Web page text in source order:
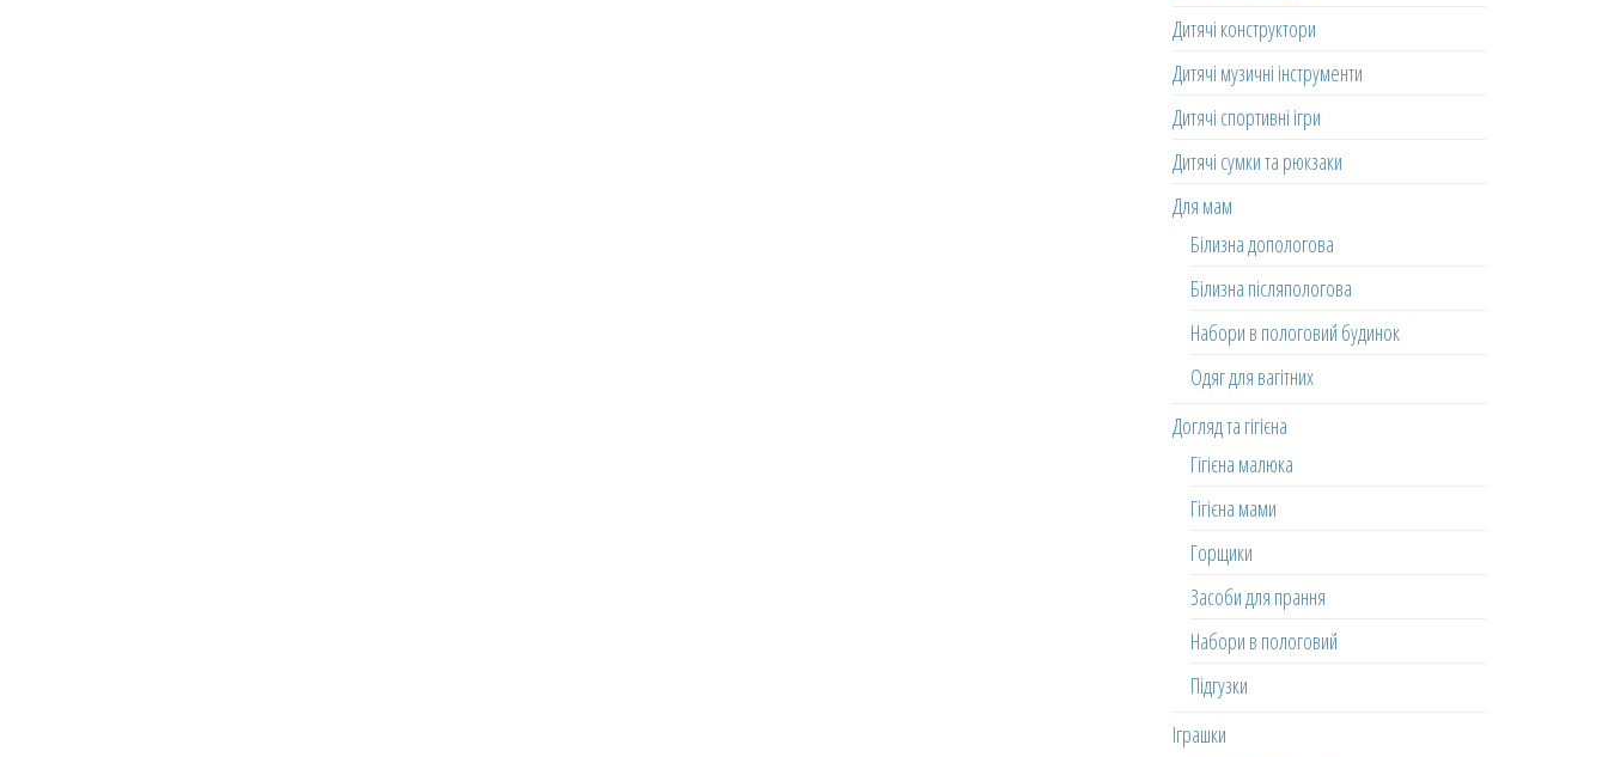
Дитячі конструктори
Дитячі музичні інструменти
Дитячі спортивні ігри
Дитячі сумки та рюкзаки
Для мам
Білизна допологова
Білизна післяпологова
Набори в пологовий будинок
Одяг для вагітних
Догляд та гігієна
Гігієна малюка
Гігієна мами
Горщики
Засоби для прання
Набори в пологовий
Підгузки
Іграшки